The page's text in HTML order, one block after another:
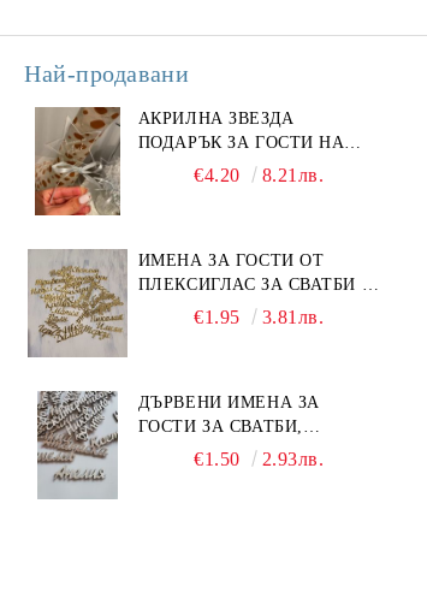
Най-продавани
АКРИЛНА ЗВЕЗДА
ПОДАРЪК ЗА ГОСТИ НА
ПОГАЧА€4.20 8.21лв.
ИМЕНА ЗА ГОСТИ ОТ
ПЛЕКСИГЛАС ЗА СВАТБИ И
СЪБИТИЯ
€1.95 3.81лв.
ДЪРВЕНИ ИМЕНА ЗА
ГОСТИ ЗА СВАТБИ,
КРЪЩЕНЕТА И СЪБИТИЯ
€1.50 2.93лв.